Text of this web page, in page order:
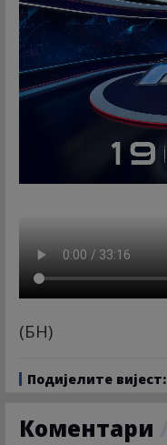
(БН)
Подијелите вијест:
Коментари